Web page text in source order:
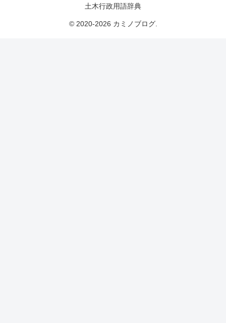
土木行政用語辞典
© 2020-2026 カミノブログ.